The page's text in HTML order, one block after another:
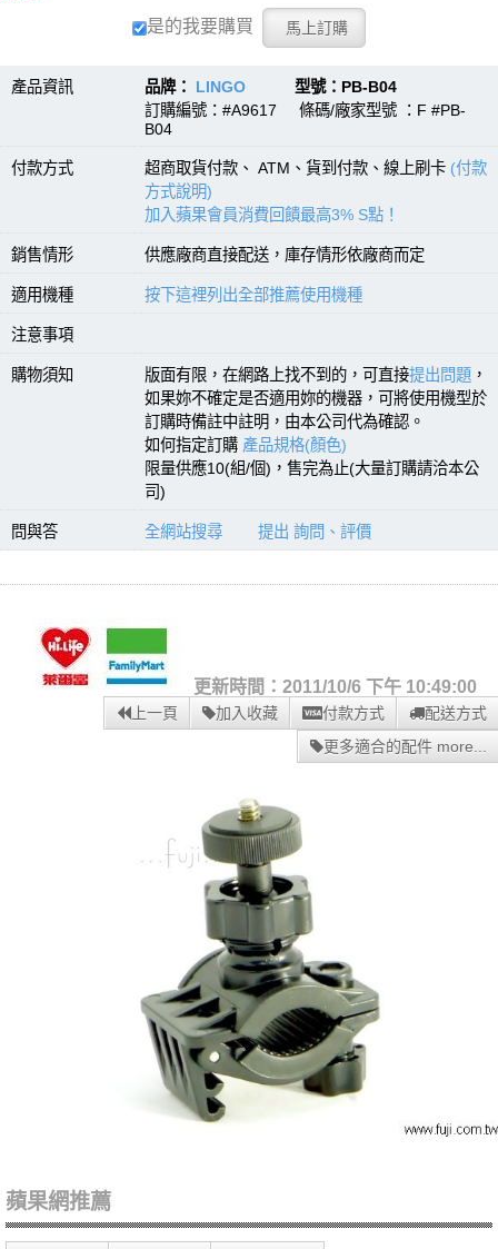
是的我要購買
產品資訊 品牌： LINGO 型號：PB-B04
訂購編號：#A9617 條碼/廠家型號 ：F #PB-
B04
付款方式 超商取貨付款、 ATM、貨到付款、線上刷卡 (付款
方式說明)
加入蘋果會員消費回饋最高3% S點！
銷售情形 供應廠商直接配送，庫存情形依廠商而定
適用機種 按下這裡列出全部推薦使用機種
注意事項
購物須知 版面有限，在網路上找不到的，可直接提出問題 ，
如果妳不確定是否適用妳的機器，可將使用機型於
訂購時備註中註明，由本公司代為確認。
如何指定訂購 產品規格(顏色)
限量供應10(組/個)，售完為止(大量訂購請洽本公
司)
問與答 全網站搜尋 提出 詢問、評價
更新時間：2011/10/6 下午 10:49:00
上一頁 加入收藏 付款方式
配送方式
更多適合的配件 more...
蘋果網推薦